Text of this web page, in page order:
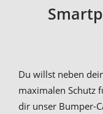
Du willst neben
maximalen Schutz
dir unser Bumper-